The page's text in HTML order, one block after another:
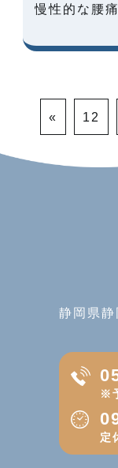
慢性的な腰
« 12
静岡県静
※
定